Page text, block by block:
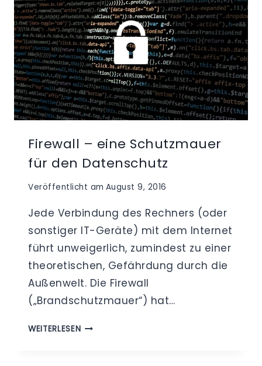
Firewall – eine Schutzmauer
für den Datenschutz
Veröffentlicht am August 9, 2016
Jede Verbindung des Rechners (oder
sonstiger IT-Geräte) mit dem Internet
führt unweigerlich, zumindest zu einer
theoretischen, Gefährdung durch die
Außenwelt. Die Firewall
(„Brandschutzmauer“) hat…
WEITERLESENFIREWALL